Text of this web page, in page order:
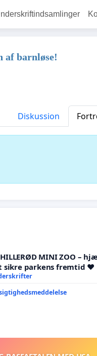
af barnløse!
Diskussion
MINI ZOO –
sikre parkens fremtid ❤️